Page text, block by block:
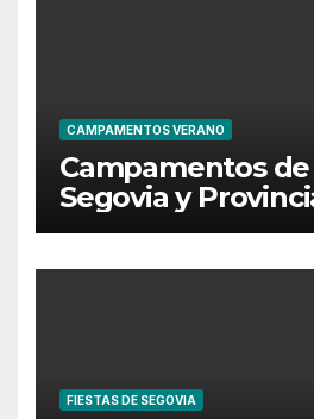
CAMPAMENTOS VERANO
Campamentos
Segovia y
FIESTAS DE SEGOVIA